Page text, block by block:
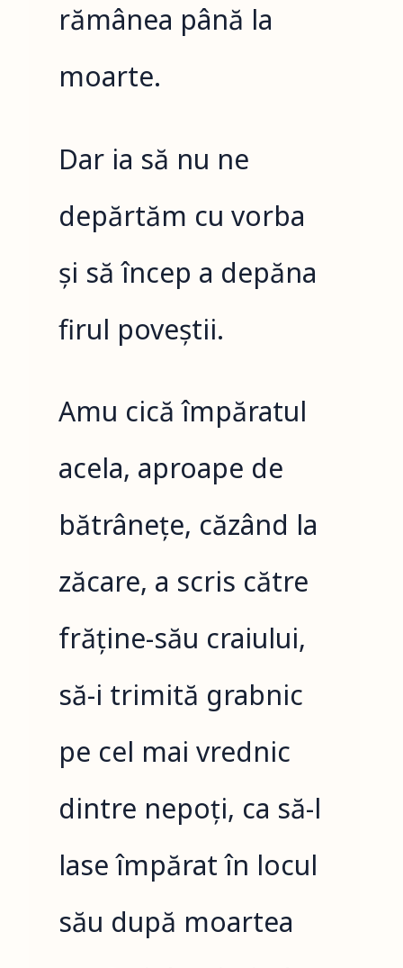
rămânea până la
moarte.
Dar ia să nu ne
depărtăm cu vorba
și să încep a depăna
firul poveștii.
Amu cică împăratul
acela, aproape de
bătrânețe, căzând la
zăcare, a scris către
frăține-său craiului,
să-i trimită grabnic
pe cel mai vrednic
dintre nepoți, ca să-l
lase împărat în locul
său după moartea